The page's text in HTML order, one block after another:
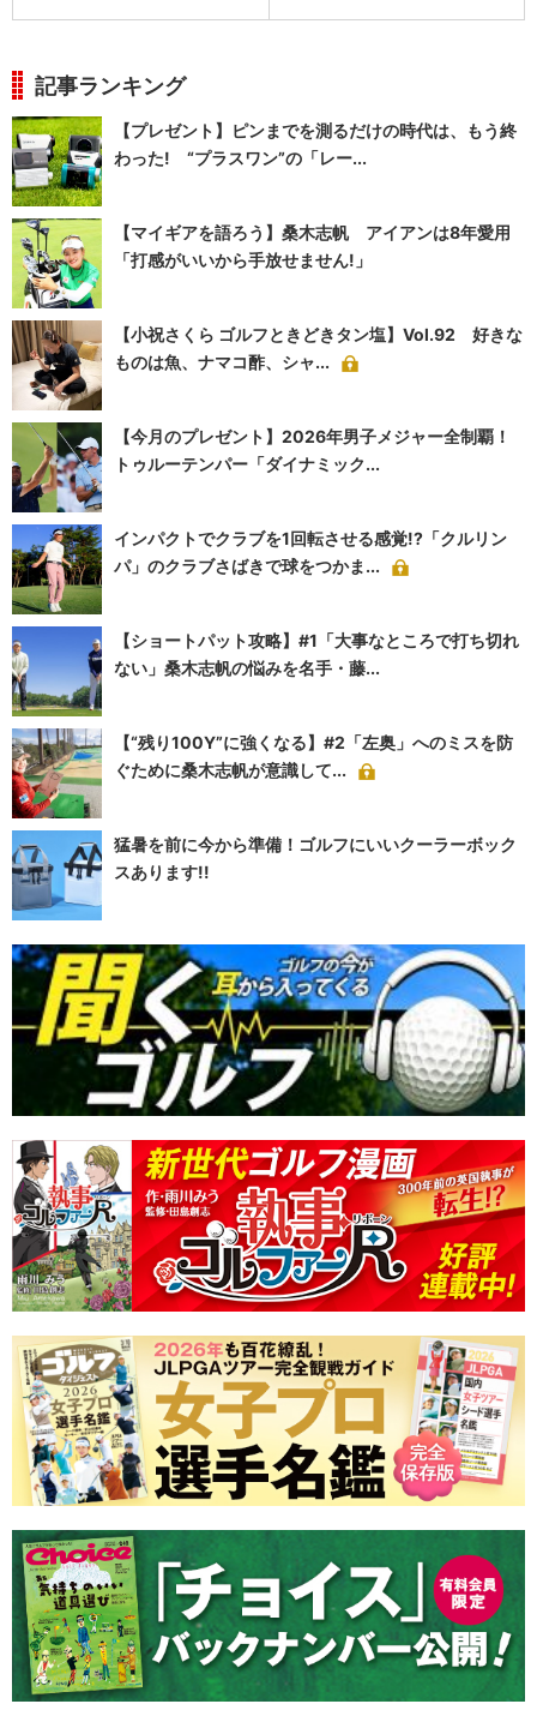
記事ランキング
【プレゼント】ピンまでを測るだけの時代は、もう終
わった! “プラスワン”の「レー...
【マイギアを語ろう】桑木志帆 アイアンは8年愛用
「打感がいいから手放せません!」
【小祝さくら ゴルフときどきタン塩】Vol.92 好きな
ものは魚、ナマコ酢、シャ...
【今月のプレゼント】2026年男子メジャー全制覇！
トゥルーテンパー「ダイナミック...
インパクトでクラブを1回転させる感覚!?「クルリン
パ」のクラブさばきで球をつかま...
【ショートパット攻略】#1「大事なところで打ち切れ
ない」桑木志帆の悩みを名手・藤...
【“残り100Y”に強くなる】#2「左奥」へのミスを防
ぐために桑木志帆が意識して...
猛暑を前に今から準備！ゴルフにいいクーラーボック
スあります!!